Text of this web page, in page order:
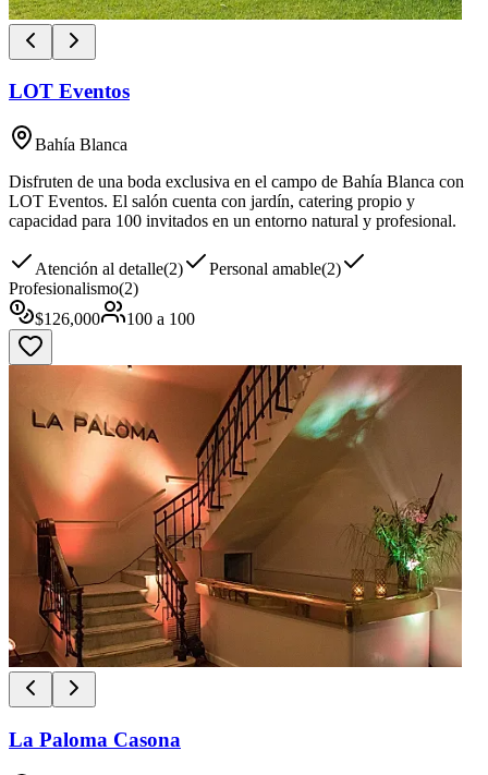
LOT Eventos
Bahía Blanca
Disfruten de una boda exclusiva en el campo de Bahía Blanca con
LOT Eventos. El salón cuenta con jardín, catering propio y
capacidad para 100 invitados en un entorno natural y profesional.
Atención al detalle(2) Personal amable(2)
Profesionalismo(2)
$126,000 100 a 100
La Paloma Casona